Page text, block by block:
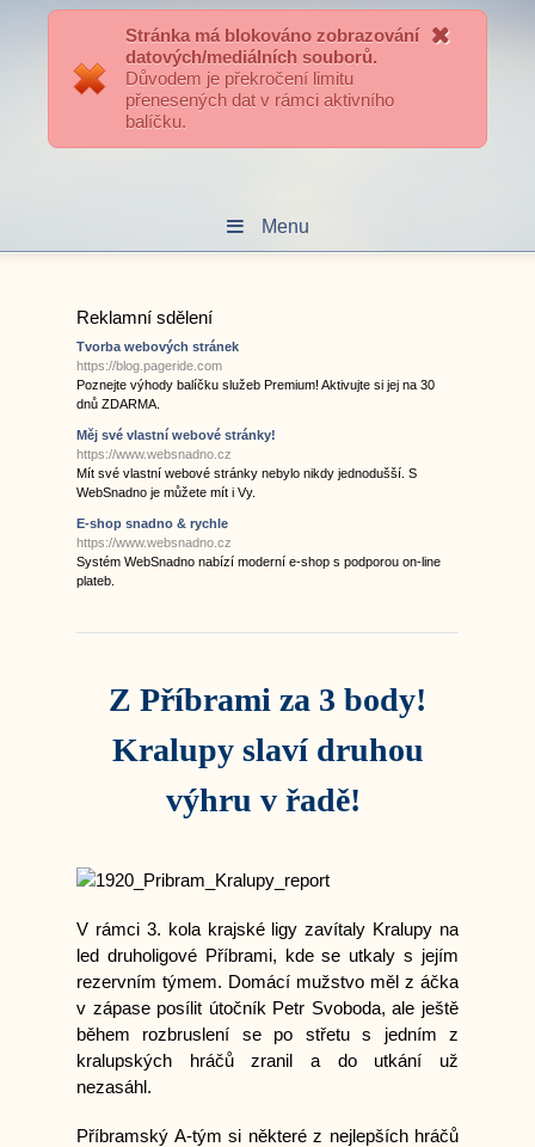
Stránka má blokováno zobrazování
datových/mediálních souborů.
Důvodem je překročení limitu
přenesených dat v rámci aktivního
balíčku.
Přihlášení uživatele
Hokejové Kralupy
Menu
Reklamní sdělení
Tvorba webových stránek
https://blog.pageride.com
Poznejte výhody balíčku služeb Premium! Aktivujte si jej na 30
dnů ZDARMA.
Měj své vlastní webové stránky!
https://www.websnadno.cz
Mít své vlastní webové stránky nebylo nikdy jednodušší. S
WebSnadno je můžete mít i Vy.
E-shop snadno & rychle
https://www.websnadno.cz
Systém WebSnadno nabízí moderní e-shop s podporou on-line
plateb.
Z Příbrami za 3 body!
Kralupy slaví druhou
výhru v řadě!
V rámci 3. kola krajské ligy zavítaly Kralupy na
led druholigové Příbrami, kde se utkaly s jejím
rezervním týmem. Domácí mužstvo měl z áčka
v zápase posílit útočník Petr Svoboda, ale ještě
během rozbruslení se po střetu s jedním z
kralupských hráčů zranil a do utkání už
nezasáhl.
Příbramský A-tým si některé z nejlepších hráčů